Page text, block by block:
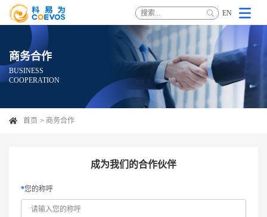
EN
商务合作
BUSINESS
COOPERATION
首页 商务合作
成为我们的合作伙伴
您的称呼